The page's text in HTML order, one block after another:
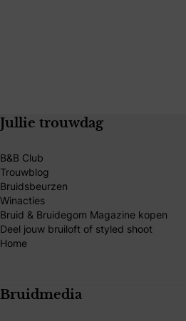
Jullie trouwdag
B&B Club
Trouwblog
Bruidsbeurzen
Winacties
Bruid & Bruidegom Magazine kopen
Deel jouw bruiloft of styled shoot
Home
Bruidmedia